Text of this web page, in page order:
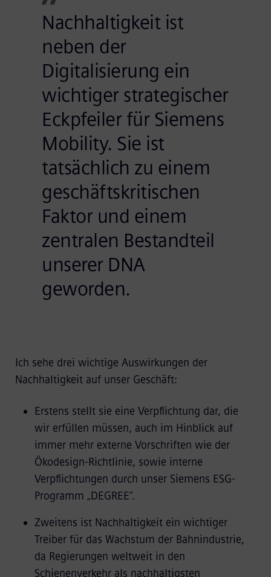
Nachhaltigkeit ist
neben der
Digitalisierung ein
wichtiger strategischer
Eckpfeiler für Siemens
Mobility. Sie ist
tatsächlich zu einem
geschäftskritischen
Faktor und einem
zentralen Bestandteil
unserer DNA
geworden.
Ich sehe drei wichtige Auswirkungen der
Nachhaltigkeit auf unser Geschäft:
Erstens stellt sie eine Verpflichtung dar, die
wir erfüllen müssen, auch im Hinblick auf
immer mehr externe Vorschriften wie der
Ökodesign-Richtlinie, sowie interne
Verpflichtungen durch unser Siemens ESG-
Programm „DEGREE“.
Zweitens ist Nachhaltigkeit ein wichtiger
Treiber für das Wachstum der Bahnindustrie,
da Regierungen weltweit in den
Schienenverkehr als nachhaltigsten